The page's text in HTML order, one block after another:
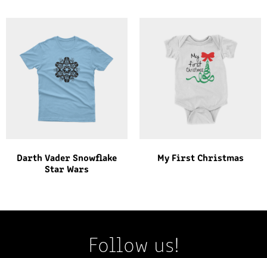
Darth Vader Snowflake
Star Wars
My First Christmas
Follow us!